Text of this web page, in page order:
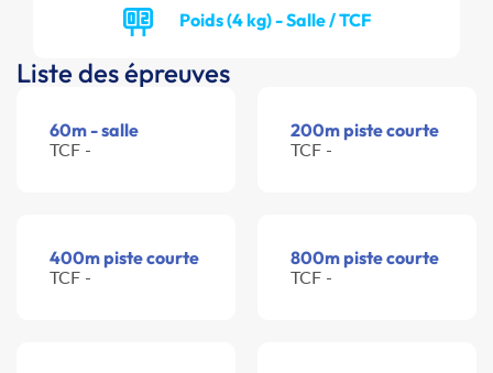
Poids (4 kg) - Salle / TCF
Liste des épreuves
60m - salle
TCF -
200m piste courte
TCF -
400m piste courte
TCF -
800m piste courte
TCF -